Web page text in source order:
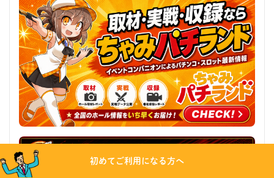
初めてご利用になる方へ